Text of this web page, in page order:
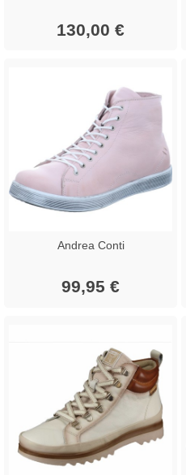
130,00 €
Andrea Conti
99,95 €